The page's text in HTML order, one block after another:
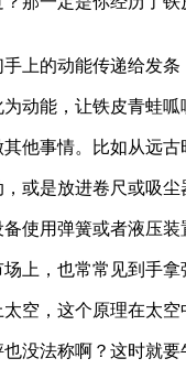
上的动能传递给发条
动能，让铁皮青蛙
他事情。比如从远
或是放进卷尺或吸尘
使用弹簧或者液压装
上，也常常见到手
空，这个原理在太空
没法称啊？这时就